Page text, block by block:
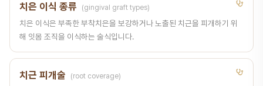
치은 이식 종류 (gingival graft types)
치은 이식은 부족한 부착치은을 보강하거나 노출된 치근을 피개하기 위
해 잇몸 조직을 이식하는 술식입니다.
치근 피개술 (root coverage)